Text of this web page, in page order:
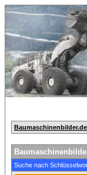
Suche nach